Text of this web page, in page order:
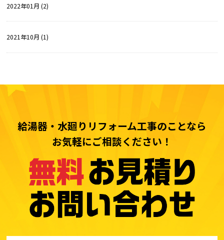
2022年01月 (2)
2021年10月 (1)
給湯器・水廻りリフォーム工事のことなら
お気軽にご相談ください！